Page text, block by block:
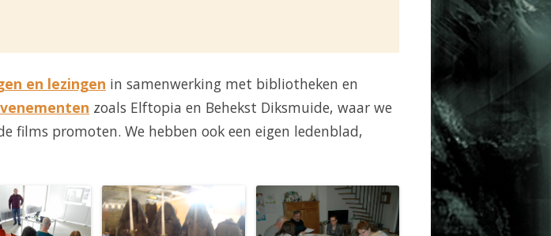
en lezingen in samenwerking met bibliotheken en
zoals Elftopia en Behekst Diksmuide, waar we
films promoten. We hebben ook een eigen ledenblad,